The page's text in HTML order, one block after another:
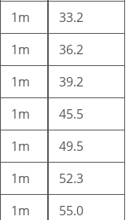
1m
33.2
1m
36.2
1m
39.2
1m
45.5
1m
49.5
1m
52.3
1m
55.0